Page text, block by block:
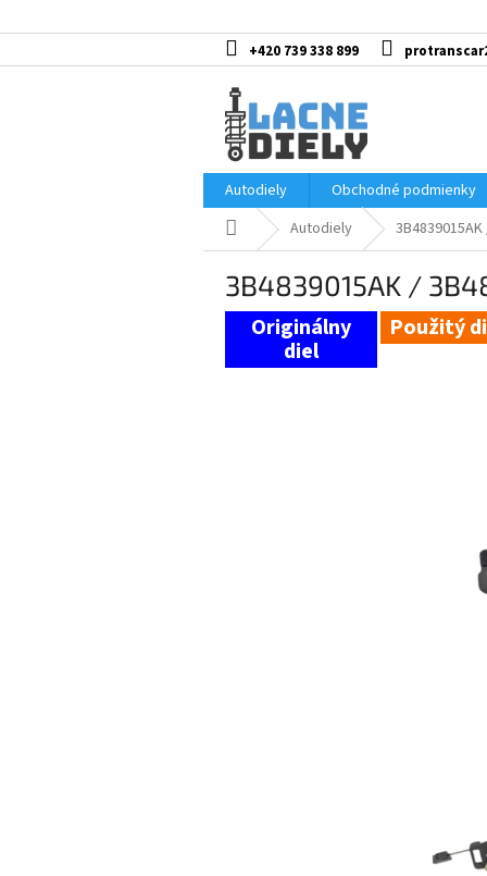
na
+420 739 338 899
Autodiely
Obchodné podmienky
DomovAutodiely
3B4839015AK /
Použitý